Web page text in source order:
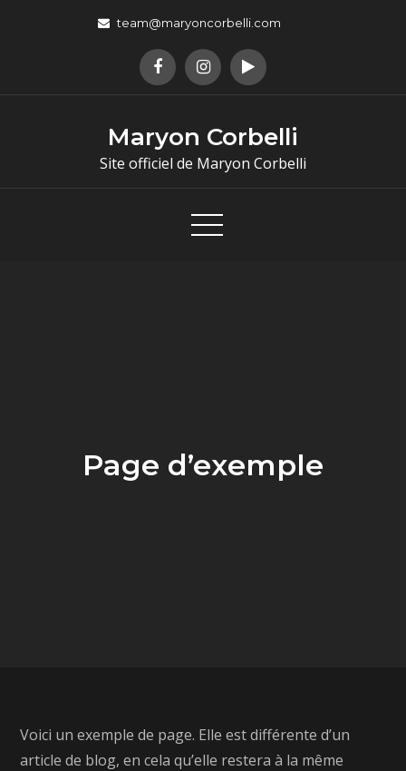
team@maryoncorbelli.com
Maryon Corbelli
Site officiel de Maryon Corbelli
Page d’exemple
Voici un exemple de page. Elle est différente d’un
article de blog, en cela qu’elle restera à la même